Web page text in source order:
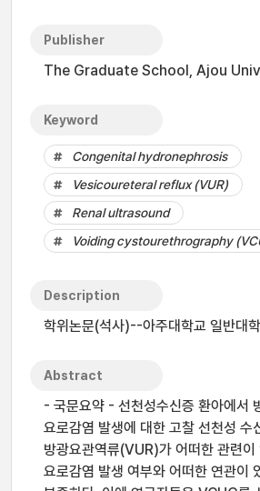
Publisher
The Graduate School, Ajou
Keyword
Congenital hydronephrosis
Vesicoureteral reflux (VUR)
Renal ultrasound
Voiding cystourethrography
Description
학위논문(석사)--아주대학교 일반대
Abstract
- 국문요약 - 선천성수신증 환아에서
요로감염 발생에 대한 고찰 선천성 수
방광요관역류(VUR)가 어떠한 관련이
요로감염 발생 여부와 어떠한 연관이